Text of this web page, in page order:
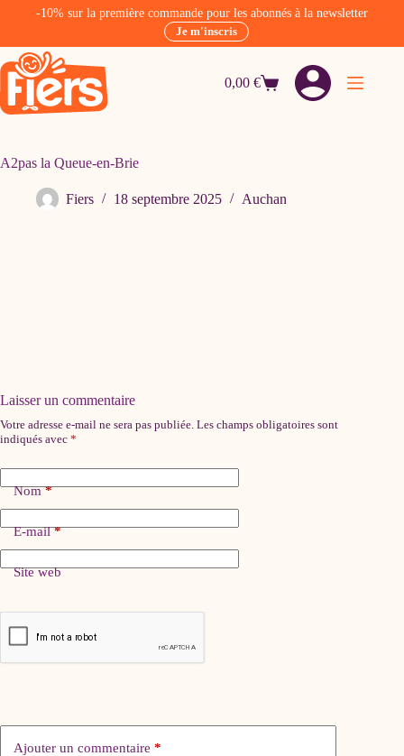
-10% sur la première commande pour les abonnés à la newsletter
Je m'inscris
Passer
au
contenu
Panier
0,00€
A2pas la Queue-en-Brie
Fiers 18 septembre 2025 Auchan
Laisser un commentaire
Votre adresse e-mail ne sera pas publiée. Les champs obligatoires sont
indiqués avec *
Nom*
E-mail*
Site web
Ajouter un commentaire *